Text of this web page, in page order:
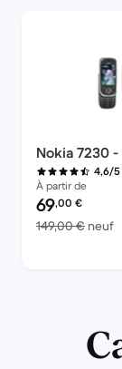
Nokia 7230
4,6/5
À partir de
Prix
69,00 €
149,00 € neuf